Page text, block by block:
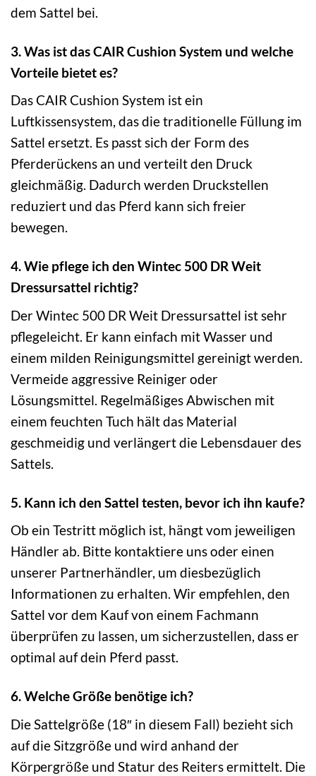
dem Sattel bei.
3. Was ist das CAIR Cushion System und welche
Vorteile bietet es?
Das CAIR Cushion System ist ein
Luftkissensystem, das die traditionelle Füllung im
Sattel ersetzt. Es passt sich der Form des
Pferderückens an und verteilt den Druck
gleichmäßig. Dadurch werden Druckstellen
reduziert und das Pferd kann sich freier
bewegen.
4. Wie pflege ich den Wintec 500 DR Weit
Dressursattel richtig?
Der Wintec 500 DR Weit Dressursattel ist sehr
pflegeleicht. Er kann einfach mit Wasser und
einem milden Reinigungsmittel gereinigt werden.
Vermeide aggressive Reiniger oder
Lösungsmittel. Regelmäßiges Abwischen mit
einem feuchten Tuch hält das Material
geschmeidig und verlängert die Lebensdauer des
Sattels.
5. Kann ich den Sattel testen, bevor ich ihn kaufe?
Ob ein Testritt möglich ist, hängt vom jeweiligen
Händler ab. Bitte kontaktiere uns oder einen
unserer Partnerhändler, um diesbezüglich
Informationen zu erhalten. Wir empfehlen, den
Sattel vor dem Kauf von einem Fachmann
überprüfen zu lassen, um sicherzustellen, dass er
optimal auf dein Pferd passt.
6. Welche Größe benötige ich?
Die Sattelgröße (18″ in diesem Fall) bezieht sich
auf die Sitzgröße und wird anhand der
Körpergröße und Statur des Reiters ermittelt. Die